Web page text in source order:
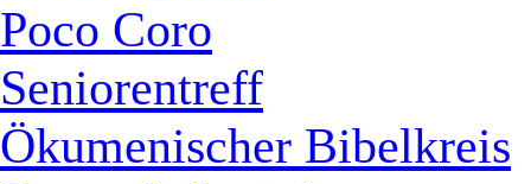
Poco Coro
Seniorentreff
Ökumenischer Bibelkreis